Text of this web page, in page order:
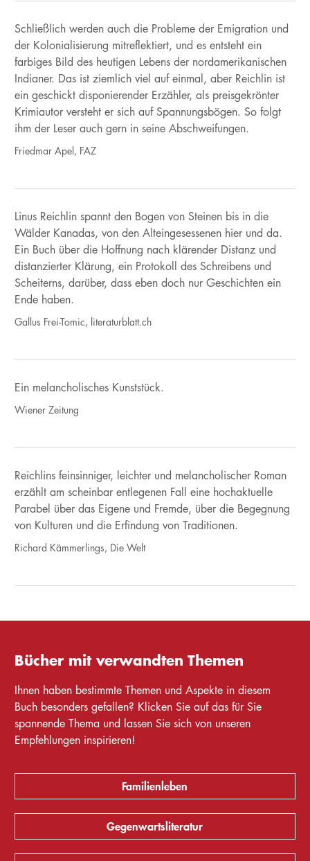
Schließlich werden auch die Probleme der Emigration und
der Kolonialisierung mitreflektiert, und es entsteht ein
farbiges Bild des heutigen Lebens der nordamerikanischen
Indianer. Das ist ziemlich viel auf einmal, aber Reichlin ist
ein geschickt disponierender Erzähler, als preisgekrönter
Krimiautor versteht er sich auf Spannungsbögen. So folgt
ihm der Leser auch gern in seine Abschweifungen.
Friedmar Apel, FAZ
Linus Reichlin spannt den Bogen von Steinen bis in die
Wälder Kanadas, von den Alteingesessenen hier und da.
Ein Buch über die Hoffnung nach klärender Distanz und
distanzierter Klärung, ein Protokoll des Schreibens und
Scheiterns, darüber, dass eben doch nur Geschichten ein
Ende haben.
Gallus Frei-Tomic, literaturblatt.ch
Ein melancholisches Kunststück.
Wiener Zeitung
Reichlins feinsinniger, leichter und melancholischer Roman
erzählt am scheinbar entlegenen Fall eine hochaktuelle
Parabel über das Eigene und Fremde, über die Begegnung
von Kulturen und die Erfindung von Traditionen.
Richard Kämmerlings, Die Welt
Bücher mit verwandten Themen
Ihnen haben bestimmte Themen und Aspekte in diesem
Buch besonders gefallen? Klicken Sie auf das für Sie
spannende Thema und lassen Sie sich von unseren
Empfehlungen inspirieren!
Familienleben
Gegenwartsliteratur